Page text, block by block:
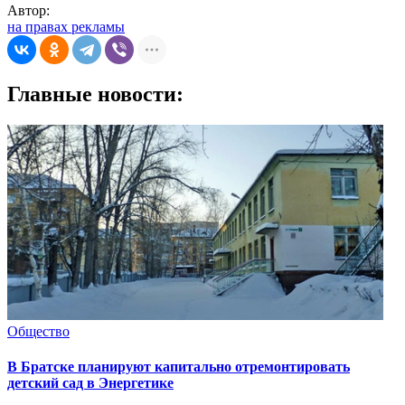
Автор:
на правах рекламы
Главные новости:
Общество
В Братске планируют капитально отремонтировать
детский сад в Энергетике